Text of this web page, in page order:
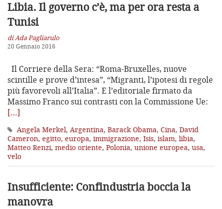
Libia. Il governo c’è, ma per ora resta a
Tunisi
di Ada Pagliarulo
20 Gennaio 2016
Il Corriere della Sera: “Roma-Bruxelles, nuove
scintille e prove d’intesa”, “Migranti, l’ipotesi di regole
più favorevoli all’Italia”. E l’editoriale firmato da
Massimo Franco sui contrasti con la Commissione Ue:
[…]
Angela Merkel, Argentina, Barack Obama, Cina, David
Cameron, egitto, europa, immigrazione, Isis, islam, libia,
Matteo Renzi, medio oriente, Polonia, unione europea, usa,
velo
Insufficiente: Confindustria boccia la
manovra